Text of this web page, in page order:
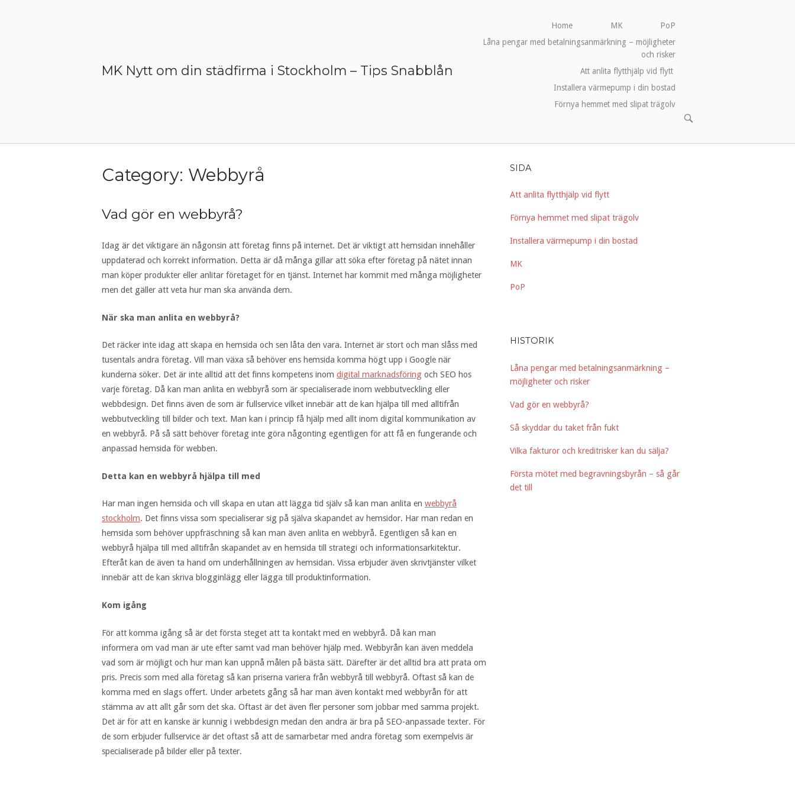
MK Nytt om din städfirma i Stockholm – Tips Snabblån
Home MK
PoP
Låna pengar med betalningsanmärkning – möjligheter
och risker
Att anlita flytthjälp vid flytt
Installera värmepump i din bostad
Förnya hemmet med slipat trägolv
OPEN
Category: Webbyrå
Vad gör en webbyrå?
Idag är det viktigare än någonsin att företag finns på internet. Det är viktigt att hemsidan innehåller
uppdaterad och korrekt information. Detta är då många gillar att söka efter företag på nätet innan
man köper produkter eller anlitar företaget för en tjänst. Internet har kommit med många möjligheter
men det gäller att veta hur man ska använda dem.
När ska man anlita en webbyrå?
Det räcker inte idag att skapa en hemsida och sen låta den vara. Internet är stort och man slåss med
tusentals andra företag. Vill man växa så behöver ens hemsida komma högt upp i Google när
kunderna söker. Det är inte alltid att det finns kompetens inom digital marknadsföring och SEO hos
varje företag. Då kan man anlita en webbyrå som är specialiserade inom webbutveckling eller
webbdesign. Det finns även de som är fullservice vilket innebär att de kan hjälpa till med alltifrån
webbutveckling till bilder och text. Man kan i princip få hjälp med allt inom digital kommunikation av
en webbyrå. På så sätt behöver företag inte göra någonting egentligen för att få en fungerande och
anpassad hemsida för webben.
Detta kan en webbyrå hjälpa till med
Har man ingen hemsida och vill skapa en utan att lägga tid själv så kan man anlita en webbyrå
stockholm. Det finns vissa som specialiserar sig på själva skapandet av hemsidor. Har man redan en
hemsida som behöver uppfräschning så kan man även anlita en webbyrå. Egentligen så kan en
webbyrå hjälpa till med alltifrån skapandet av en hemsida till strategi och informationsarkitektur.
Efteråt kan de även ta hand om underhållningen av hemsidan. Vissa erbjuder även skrivtjänster vilket
innebär att de kan skriva blogginlägg eller lägga till produktinformation.
Kom igång
För att komma igång så är det första steget att ta kontakt med en webbyrå. Då kan man
informera om vad man är ute efter samt vad man behöver hjälp med. Webbyrån kan även meddela
vad som är möjligt och hur man kan uppnå målen på bästa sätt. Därefter är det alltid bra att prata om
pris. Precis som med alla företag så kan priserna variera från webbyrå till webbyrå. Oftast så kan de
komma med en slags offert. Under arbetets gång så har man även kontakt med webbyrån för att
stämma av att allt går som det ska. Oftast är det även fler personer som jobbar med samma projekt.
Det är för att en kanske är kunnig i webbdesign medan den andra är bra på SEO-anpassade texter. För
de som erbjuder fullservice är det oftast så att de samarbetar med andra företag som exempelvis är
specialiserade på bilder eller på texter.
SIDA
Att anlita flytthjälp vid flytt
Förnya hemmet med slipat trägolv
Installera värmepump i din bostad
MK
PoP
HISTORIK
Låna pengar med betalningsanmärkning –
möjligheter och risker
Vad gör en webbyrå?
Så skyddar du taket från fukt
Vilka fakturor och kreditrisker kan du sälja?
Första mötet med begravningsbyrån – så går
det till